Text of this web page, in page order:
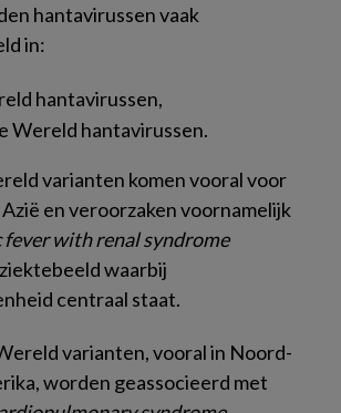
hantavirussen vaak
in:
hantavirussen,
Wereld hantavirussen.
varianten komen vooral voor
en veroorzaken voornamelijk
with renal syndrome
waarbij
centraal staat.
varianten, vooral in Noord-
worden geassocieerd met